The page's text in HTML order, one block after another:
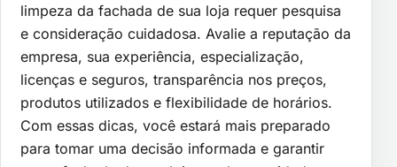
limpeza da fachada de sua loja requer pesquisa
e consideração cuidadosa. Avalie a reputação da
empresa, sua experiência, especialização,
licenças e seguros, transparência nos preços,
produtos utilizados e flexibilidade de horários.
Com essas dicas, você estará mais preparado
para tomar uma decisão informada e garantir